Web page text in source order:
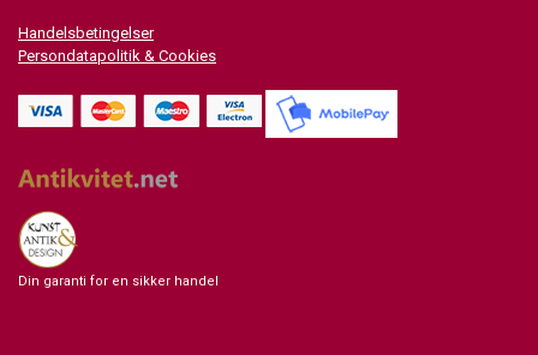
Handelsbetingelser
Persondatapolitik & Cookies
Din garanti for en sikker handel